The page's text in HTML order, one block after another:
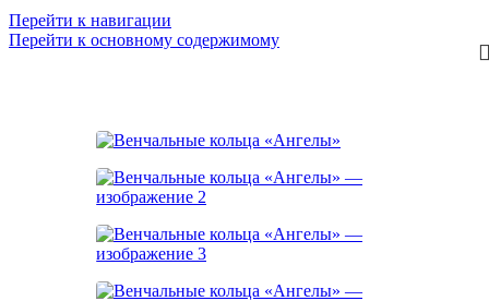
Перейти к навигации
Перейти к основному содержимому
Цена за пару